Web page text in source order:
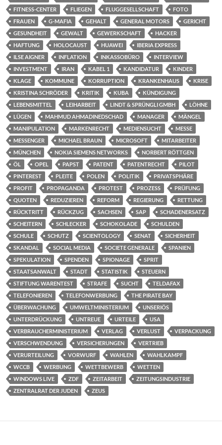
FITNESS-CENTER
FLIEGEN FLUGGESELLSCHAFT
FOTO
FRAUEN
G-MAFIA GEHALT GENERAL MOTORS
GERICHT
GESUNDHEIT
GEWALT GEWERKSCHAFT
HACKER
HAFTUNG
HOLOCAUST HUAWEI
IBERIA EXPRESS
ILSE AIGNER
INFLATION INKASSOBÜRO
INTERVIEW
INVESTMENT
IRAN KABEL 1 KANDIDATUR
KINDER
KLAGE
KOMMUNE KORRUPTION KRANKENHAUS
KRISE
KRISTINA SCHRÖDER
KRITIK KUBA
KÜNDIGUNG
LEBENSMITTEL
LEIHARBEIT LINDT & SPRÜNGLI GMBH
LÖHNE
LÜGEN
MAHMUD AHMADINEDSCHAD MANAGER
MÄNGEL
MANIPULATION
MARKENRECHT MEDIENSUCHT
MESSE
MESSENGER
MICHAEL BRAUN MICROSOFT
MITARBEITER
MÜNCHEN
NOKIA SIEMENS NETWORKS
NORBERT RÖTTGEN
ÖL
OPEL PAPST PATENT PATENTRECHT
PILOT
PINTEREST
PLEITE POLEN POLITIK
PRIVATSPHÄRE
PROFIT
PROPAGANDA PROTEST PROZESS
PRÜFUNG
QUOTEN
REDUZIEREN REFORM REGIERUNG
RETTUNG
RÜCKTRITT
RÜCKZUG SACHSEN SAP
SCHADENERSATZ
SCHEITERN
SCHLECKER SCHOKOLADE
SCHULDEN
SCHULE
SCHUTZ SCIENTOLOGY SENAT
SICHERHEIT
SKANDAL
SOCIAL MEDIA SOCIETE GENERALE
SPANIEN
SPEKULATION
SPENDEN SPIONAGE
SPRIT
STAATSANWALT
STADT STATISTIK
STEUERN
STIFTUNG WARENTEST
STRAFE SUCHT
TELDAFAX
TELEFONIEREN
TELEFONWERBUNG
THE PIRATE BAY
ÜBERWACHUNG
UMWELTMINISTERIUM
UNSERIÖS
UNTERDRÜCKUNG
UNTREUE URTEILE
USA
VERBRAUCHERMINISTERIUM
VERLAG VERLUST
VERPACKUNG
VERSCHWENDUNG
VERSICHERUNGEN
VERTRIEB
VERURTEILUNG
VORWURF WAHLEN
WAHLKAMPF
WCCB
WERBUNG WETTBEWERB
WETTEN
WINDOWS LIVE
ZDF ZEITARBEIT
ZEITUNGSINDUSTRIE
ZENTRALRAT DER JUDEN
ZEUS